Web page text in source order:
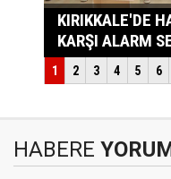
HABERE